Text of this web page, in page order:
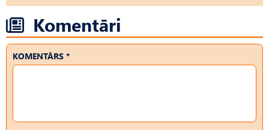
Komentāri
KOMENTĀRS *